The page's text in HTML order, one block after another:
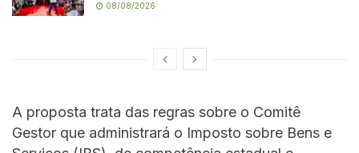
08/08/2026
A proposta trata das regras sobre o Comitê
Gestor que administrará o Imposto sobre Bens e